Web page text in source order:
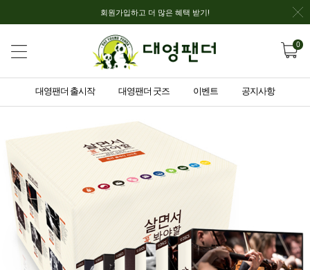
회원가입하고 더 많은 혜택 받기!
0
대영팬더 출시작 대영팬더 굿즈 이벤트 공지사항